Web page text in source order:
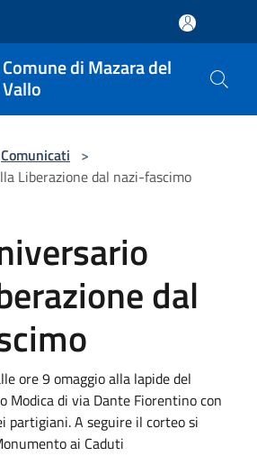
Comune di Mazara del
Vallo
Comunicati >
Liberazione dal nazi-fascimo
dal
ore 9 omaggio alla lapide del
Modica di via Dante Fiorentino con
partigiani. A seguire il corteo si
ai Caduti